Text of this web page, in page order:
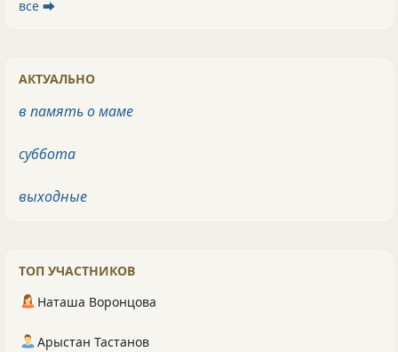
все ⮕
АКТУАЛЬНО
в память о маме
суббота
выходные
ТОП УЧАСТНИКОВ
Наташа Воронцова
Арыстан Тастанов